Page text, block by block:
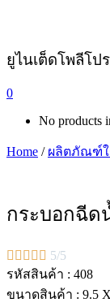
ยูไนเต็ดโพลีโป
0
No products
Home / ผลิตภัณฑ์
กระบอกฉีด
     5/5
รหัสสินค้า : 408
ขนาดสินค้า : 9.5